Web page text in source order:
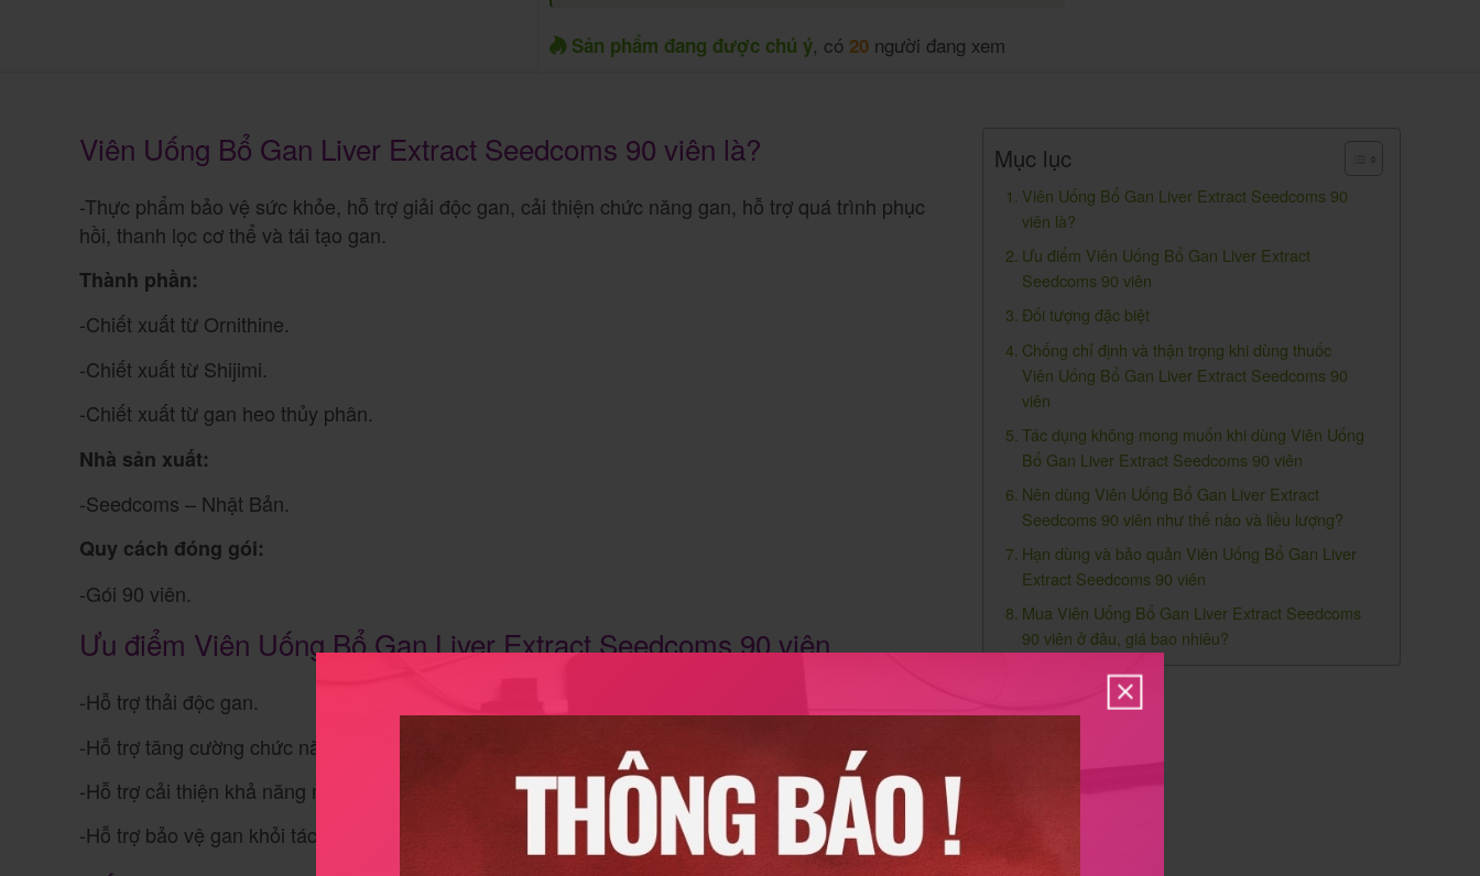
Sản phẩm đang được chú ý, có 20 người đang xem
Viên Uống Bổ Gan Liver Extract Seedcoms 90 viên là?
-Thực phẩm bảo vệ sức khỏe, hỗ trợ giải độc gan, cải thiện chức năng gan, hỗ trợ quá trình phục
hồi, thanh lọc cơ thể và tái tạo gan.
Thành phần:
-Chiết xuất từ Ornithine.
-Chiết xuất từ Shijimi.
-Chiết xuất từ gan heo thủy phân.
Nhà sản xuất:
-Seedcoms – Nhật Bản.
Quy cách đóng gói:
-Gói 90 viên.
Ưu điểm Viên Uống Bổ Gan Liver Extract Seedcoms 90 viên
-Hỗ trợ thải độc gan.
-Hỗ trợ tăng cường chức năng gan.
-Hỗ trợ cải thiện khả năng miễn dịch của cơ thể.
-Hỗ trợ bảo vệ gan khỏi tác nhân có hại.
Mục lục
Viên Uống Bổ Gan Liver Extract Seedcoms 90
viên là?
Ưu điểm Viên Uống Bổ Gan Liver Extract
Seedcoms 90 viên
Đối tượng đặc biệt
Chống chỉ định và thận trọng khi dùng thuốc
Viên Uống Bổ Gan Liver Extract Seedcoms 90
viên
Tác dụng không mong muốn khi dùng Viên Uống
Bổ Gan Liver Extract Seedcoms 90 viên
Nên dùng Viên Uống Bổ Gan Liver Extract
Seedcoms 90 viên như thế nào và liều lượng?
Hạn dùng và bảo quản Viên Uống Bổ Gan Liver
Extract Seedcoms 90 viên
Mua Viên Uống Bổ Gan Liver Extract Seedcoms
90 viên ở đâu, giá bao nhiêu?